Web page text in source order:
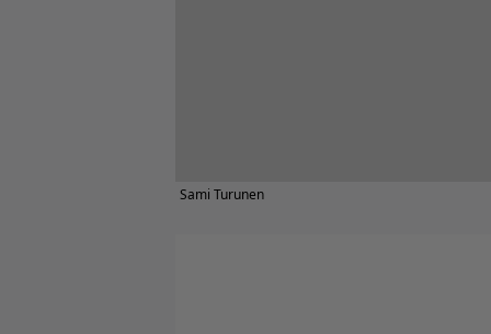
Sami Turunen